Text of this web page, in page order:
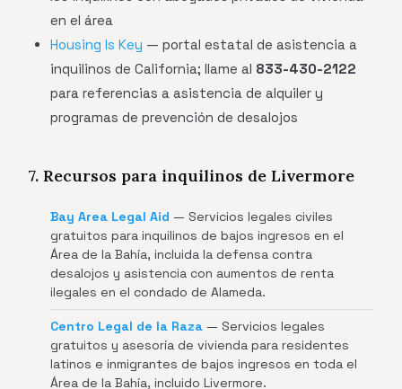
en el área
Housing Is Key — portal estatal de asistencia a
inquilinos de California; llame al 833-430-2122
para referencias a asistencia de alquiler y
programas de prevención de desalojos
7. Recursos para inquilinos de Livermore
Bay Area Legal Aid — Servicios legales civiles
gratuitos para inquilinos de bajos ingresos en el
Área de la Bahía, incluida la defensa contra
desalojos y asistencia con aumentos de renta
ilegales en el condado de Alameda.
Centro Legal de la Raza — Servicios legales
gratuitos y asesoría de vivienda para residentes
latinos e inmigrantes de bajos ingresos en toda el
Área de la Bahía, incluido Livermore.